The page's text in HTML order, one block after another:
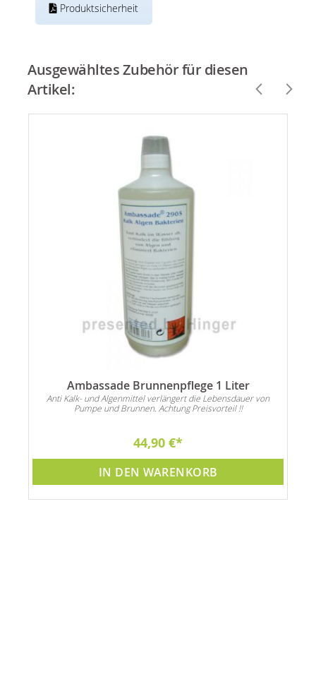
Produktsicherheit
Ausgewähltes Zubehör für diesen
Artikel:
Ambassade Brunnenpflege 1 Liter
Anti Kalk- und Algenmittel verlängert die Lebensdauer von
Pumpe und Brunnen. Achtung Preisvorteil !!
44,90 €
IN DEN WARENKORB